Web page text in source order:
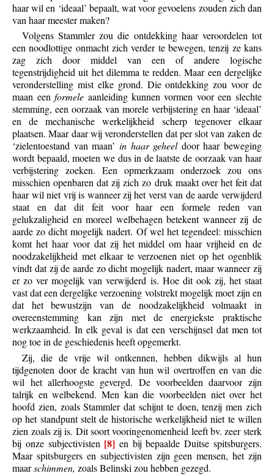
haar wil en ‘ideaal’ bepaalt, wat voor gevoelens zouden zich dan
van haar meester maken?
Volgens Stammler zou die ontdekking haar veroordelen tot
een noodlottige onmacht zich verder te bewegen, tenzij ze kans
zag zich door middel van een of andere logische
tegenstrijdigheid uit het dilemma te redden. Maar een dergelijke
veronderstelling mist elke grond. Die ontdekking zou voor de
maan eenformele aanleiding kunnen vormen voor een slechte
stemming, een oorzaak van morele verbijstering en haar ‘ideaal’
en de mechanische werkelijkheid scherp tegenover elkaar
plaatsen. Maar daar wij veronderstellen dat per slot van zaken de
‘zielentoestand van maan’ in haar geheeldoor haar beweging
wordt bepaald, moeten we dus in de laatste de oorzaak van haar
verbijstering zoeken. Een opmerkzaam onderzoek zou ons
misschien openbaren dat zij zich zo druk maakt over het feit dat
haar wil niet vrij is wanneer zij het verst van de aarde verwijderd
staat en dat dit feit voor haar een formele reden van
gelukzaligheid en moreel welbehagen betekent wanneer zij de
aarde zo dicht mogelijk nadert. Of wel het tegendeel: misschien
komt het haar voor dat zij het middel om haar vrijheid en de
noodzakelijkheid met elkaar te verzoenen niet op het ogenblik
vindt dat zij de aarde zo dicht mogelijk nadert, maar wanneer zij
er zo ver mogelijk van verwijderd is. Hoe dit ook zij, het staat
vast dat een dergelijke verzoening volstrekt mogelijk moet zijn en
dat het bewustzijn van de noodzakelijkheid volmaakt in
overeenstemming kan zijn met de energiekste praktische
werkzaamheid. In elk geval is dat een verschijnsel dat men tot
nog toe in de geschiedenis heeft opgemerkt.
Zij, die de vrije wil ontkennen, hebben dikwijls al hun
tijdgenoten door de kracht van hun wil overtroffen en van die
wil het allerhoogste gevergd. De voorbeelden daarvoor zijn
talrijk en welbekend. Men kan die voorbeelden niet over het
hoofd zien, zoals Stammler dat schijnt te doen, tenzij men zich
op het standpunt stelt de historische werkelijkheid niet te willen
zien zoals zij is. Dit soort vooringenomenheid leeft bv. zeer sterk
bij onze subjectivisten [8] en bij bepaalde Duitse spitsburgers.
Maar spitsburgers en subjectivisten zijn geen mensen, het zijn
maarschimmen, zoals Belinski zou hebben gezegd.